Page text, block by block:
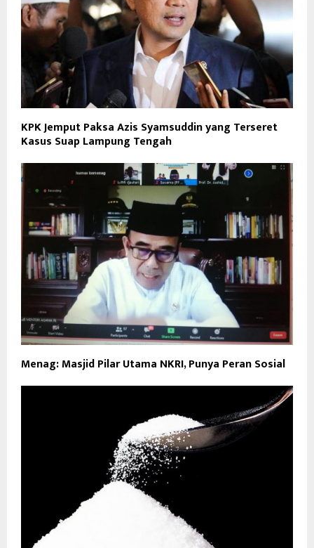
KPK Jemput Paksa Azis Syamsuddin yang Terseret
Kasus Suap Lampung Tengah
Menag: Masjid Pilar Utama NKRI, Punya Peran Sosial